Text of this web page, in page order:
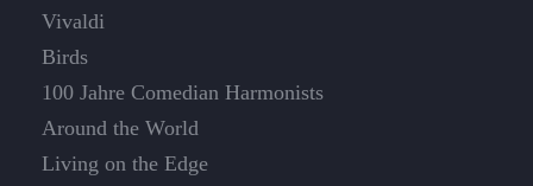
Vivaldi
Birds
100 Jahre Comedian Harmonists
Around the World
Living on the Edge